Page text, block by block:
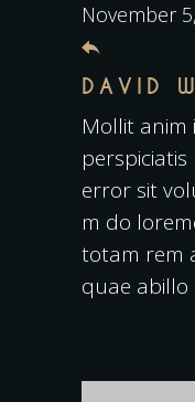
November
DAVID
Mollit anim
error sit
m do
totam rem
quae abillo